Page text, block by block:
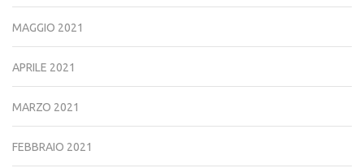
MAGGIO 2021
APRILE 2021
MARZO 2021
FEBBRAIO 2021